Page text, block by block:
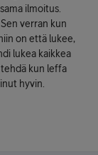
ilmoitus.
verran kun
on että lukee,
lukea kaikkea
tehdä kun leffa
hyvin.